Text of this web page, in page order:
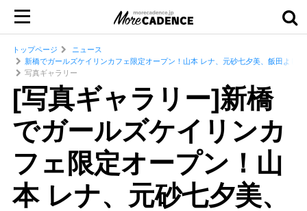
トップページ
ニュース
新橋でガールズケイリンカフェ限定オープン！山本 レナ、元砂七夕美、飯田よし
写真ギャラリー
[写真ギャラリー]新橋
でガールズケイリンカ
フェ限定オープン！山
本 レナ、元砂七夕美、